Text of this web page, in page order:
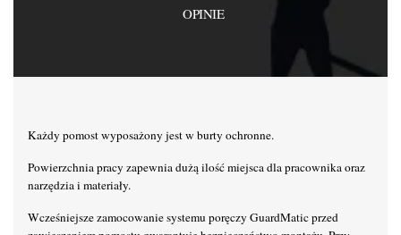
OPINIE
Każdy pomost wyposażony jest w burty ochronne.
Powierzchnia pracy zapewnia dużą ilość miejsca dla pracownika oraz
narzędzia i materiały.
Wcześniejsze zamocowanie systemu poręczy GuardMatic przed